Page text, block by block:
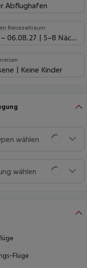
Abflughafen
Reisezeitraum
– 06.08.27 5-8 Nächte
Keine Kinder
wählen
wählen
Flüge